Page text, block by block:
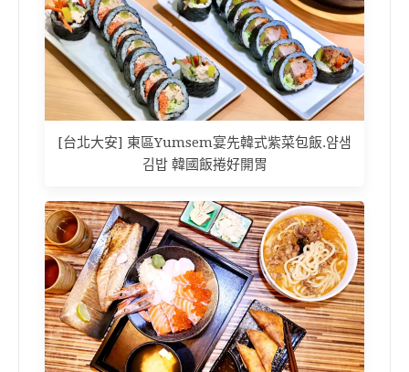
[台北大安] 東區Yumsem宴先韓式紫菜包飯.얌샘
김밥 韓國飯捲好開胃